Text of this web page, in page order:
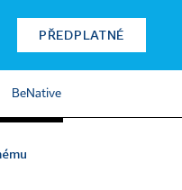
PŘEDPLATNÉ
BeNative